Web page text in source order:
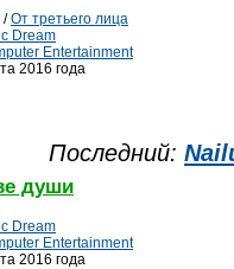
/От третьего лица
Dream
Entertainment
2016 года
Последний:
души
Dream
Entertainment
2016 года